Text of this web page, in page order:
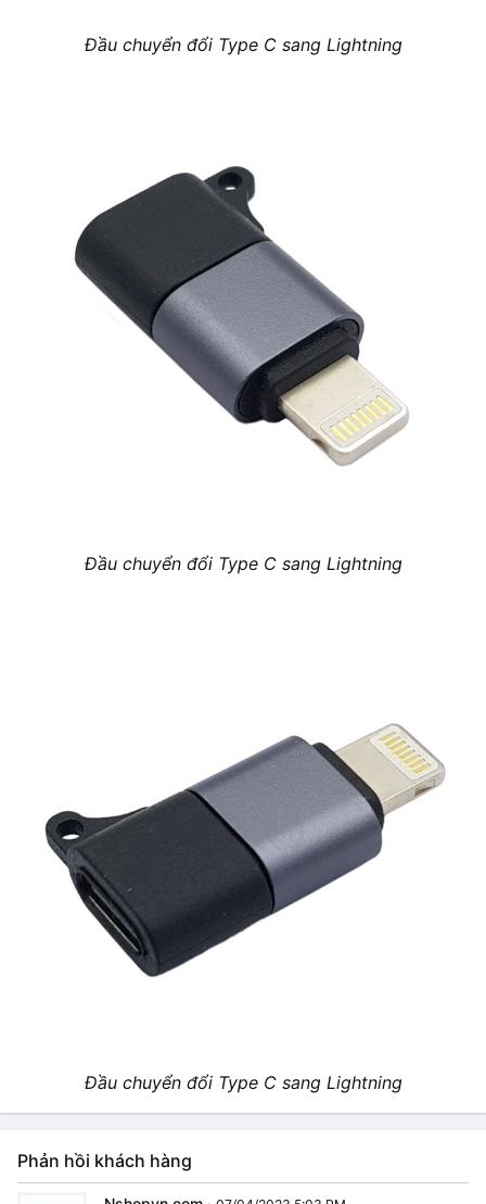
Đầu chuyển đổi Type C sang Lightning
Đầu chuyển đổi Type C sang Lightning
Đầu chuyển đổi Type C sang Lightning
Phản hồi khách hàng